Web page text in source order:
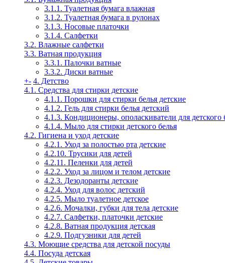
3.1.1. Туалетная бумага влажная
3.1.2. Туалетная бумага в рулонах
3.1.3. Носовые платочки
3.1.4. Салфетки
3.2. Влажные салфетки
3.3. Ватная продукция
3.3.1. Палочки ватные
3.3.2. Диски ватные
+- 4. Детство
4.1. Средства для стирки детские
4.1.1. Порошки для стирки белья детские
4.1.2. Гель для стирки белья детский
4.1.3. Кондиционеры, ополаскиватели для детского
4.1.4. Мыло для стирки детского белья
4.2. Гигиена и уход детские
4.2.1. Уход за полостью рта детские
4.2.10. Трусики для детей
4.2.11. Пеленки для детей
4.2.2. Уход за лицом и телом детские
4.2.3. Дезодоранты детские
4.2.4. Уход для волос детский
4.2.5. Мыло туалетное детское
4.2.6. Мочалки, губки для тела детские
4.2.7. Салфетки, платочки детские
4.2.8. Ватная продукция детская
4.2.9. Подгузники для детей
4.3. Моющие средства для детской посуды
4.4. Посуда детская